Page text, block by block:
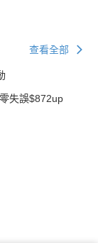
查看全部
失誤$872up